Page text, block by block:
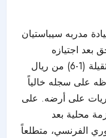
مدربه سيباستيان
بعد اجتيازه
لمحطات صعبة كان أبرزها الهزيمة الثقيلة (1-6) من ريال
على سجله خالياً
على أرضه. على
محلية بعد
الفرنسي، متطلعاً